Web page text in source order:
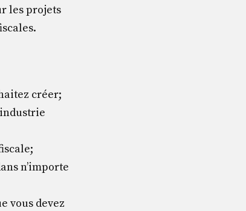
les projets
créer;
n’importe
vous devez